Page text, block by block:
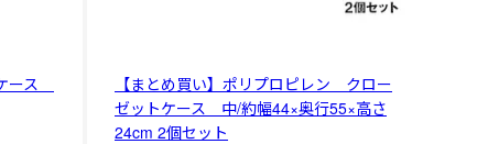
ース
【まとめ買い】ポリプロピレン クロー
ゼットケース 中/約幅44×奥行55×高さ
24cm 2個セット